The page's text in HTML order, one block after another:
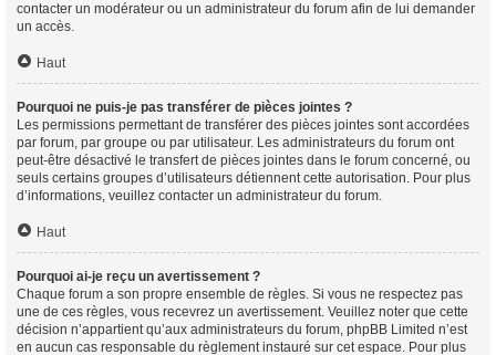
contacter un modérateur ou un administrateur du forum afin de lui demander
un accès.
Haut
Pourquoi ne puis-je pas transférer de pièces jointes ?
Les permissions permettant de transférer des pièces jointes sont accordées
par forum, par groupe ou par utilisateur. Les administrateurs du forum ont
peut-être désactivé le transfert de pièces jointes dans le forum concerné, ou
seuls certains groupes d’utilisateurs détiennent cette autorisation. Pour plus
d’informations, veuillez contacter un administrateur du forum.
Haut
Pourquoi ai-je reçu un avertissement ?
Chaque forum a son propre ensemble de règles. Si vous ne respectez pas
une de ces règles, vous recevrez un avertissement. Veuillez noter que cette
décision n’appartient qu’aux administrateurs du forum, phpBB Limited n’est
en aucun cas responsable du règlement instauré sur cet espace. Pour plus